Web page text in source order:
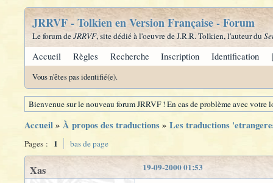
JRRVF - Tolkien en Version Française - Forum
Le forum deJRRVF, site dédié à l'oeuvre de J.R.R. Tolkien, l'auteur du
Accueil Règles Recherche Inscription Identification
Vous n'êtes pas identifié(e).
Bienvenue sur le nouveau forum JRRVF ! En cas de problème avec
Accueil» À propos des traductions» Les traductions
Pages : 1 bas de page
19-09-2000 01:53
Xas